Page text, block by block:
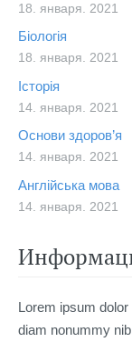
18. января. 2021
Біологія
18. января. 2021
Історія
14. января. 2021
Основи здоров’я
14. января. 2021
Англійська мова
14. января. 2021
Lorem ipsum
diam nonummy